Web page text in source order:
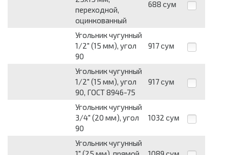
переходной,
оцинкованный
688 сум
Угольник чугунный
1/2" (15 мм), угол
90
917 сум
Угольник чугунный
1/2" (15 мм), угол
90, ГОСТ 8946-75
917 сум
Угольник чугунный
3/4" (20 мм), угол
90
1032 сум
Угольник чугунный
сум